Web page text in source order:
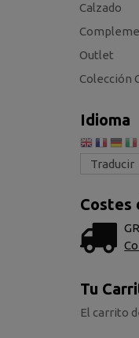
Calzado
Outlet
Colección
Idioma
Costes
Tu
El carrito